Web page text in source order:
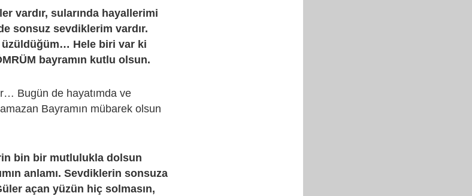
vardır, sularında hayallerimi
sonsuz sevdiklerim vardır.
üzüldüğüm… Hele biri var ki
bayramın kutlu olsun.
Bugün de hayatımda ve
Bayramın mübarek olsun
bin bir mutlulukla dolsun
anlamı. Sevdiklerin sonsuza
açan yüzün hiç solmasın,